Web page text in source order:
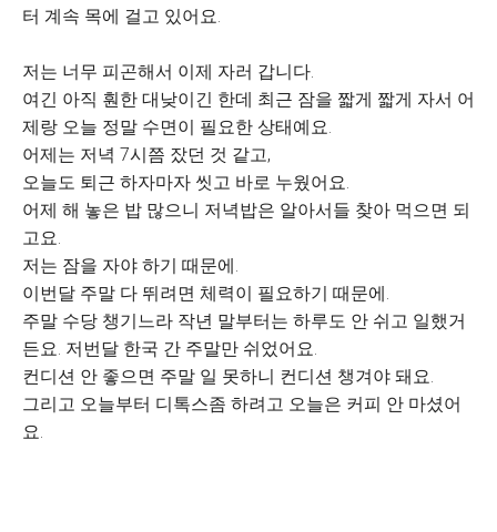
터 계속 목에 걸고 있어요.
저는 너무 피곤해서 이제 자러 갑니다.
여긴 아직 훤한 대낮이긴 한데 최근 잠을 짧게 짧게 자서 어
제랑 오늘 정말 수면이 필요한 상태예요.
어제는 저녁 7시쯤 잤던 것 같고,
오늘도 퇴근 하자마자 씻고 바로 누웠어요.
어제 해 놓은 밥 많으니 저녁밥은 알아서들 찾아 먹으면 되
고요.
저는 잠을 자야 하기 때문에.
이번달 주말 다 뛰려면 체력이 필요하기 때문에.
주말 수당 챙기느라 작년 말부터는 하루도 안 쉬고 일했거
든요. 저번달 한국 간 주말만 쉬었어요.
컨디션 안 좋으면 주말 일 못하니 컨디션 챙겨야 돼요.
그리고 오늘부터 디톡스좀 하려고 오늘은 커피 안 마셨어
요.